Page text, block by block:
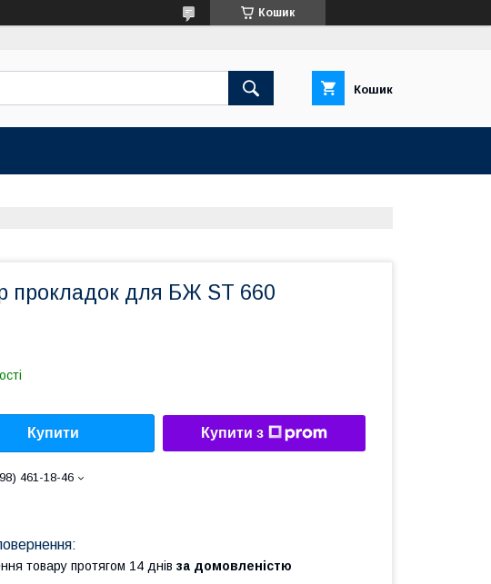
Кошик
Кошик
прокладок для БЖ ST 660
Купити Купити з
461-18-46
товару протягом 14 днів за домовленістю